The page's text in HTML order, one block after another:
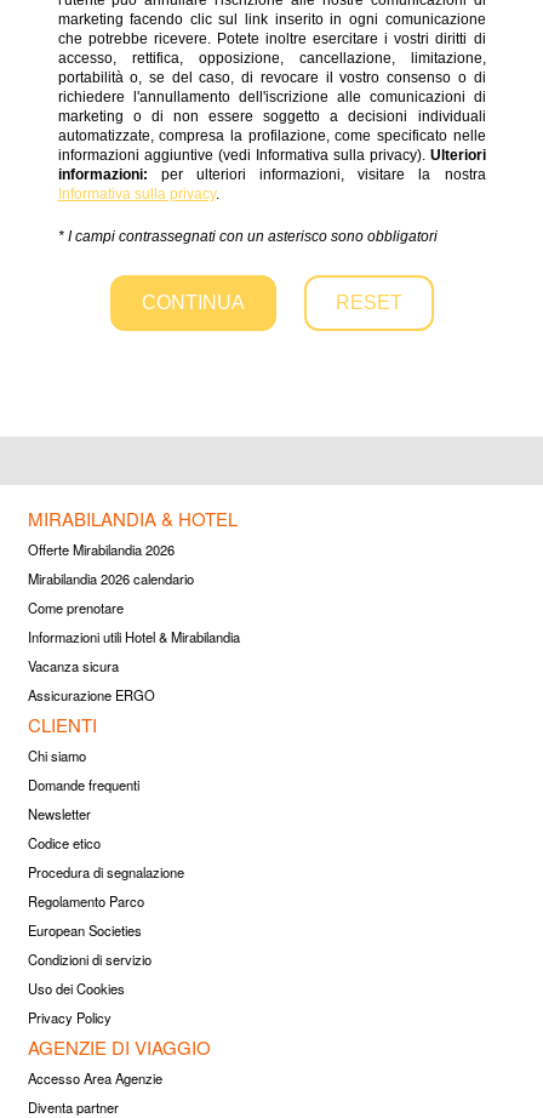
MIRABILANDIA & HOTEL
Offerte Mirabilandia 2026
Mirabilandia 2026 calendario
Come prenotare
Informazioni utili Hotel & Mirabilandia
Vacanza sicura
Assicurazione ERGO
CLIENTI
Chi siamo
Domande frequenti
Newsletter
Codice etico
Procedura di segnalazione
Regolamento Parco
European Societies
Condizioni di servizio
Uso dei Cookies
Privacy Policy
AGENZIE DI VIAGGIO
Accesso Area Agenzie
Diventa partner